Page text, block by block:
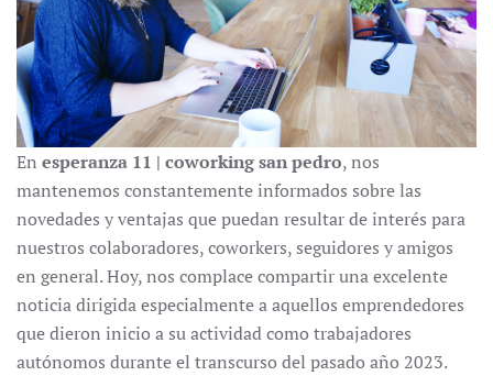
En esperanza 11 | coworking san pedro, nos
mantenemos constantemente informados sobre las
novedades y ventajas que puedan resultar de interés para
nuestros colaboradores, coworkers, seguidores y amigos
en general. Hoy, nos complace compartir una excelente
noticia dirigida especialmente a aquellos emprendedores
que dieron inicio a su actividad como trabajadores
autónomos durante el transcurso del pasado año 2023.